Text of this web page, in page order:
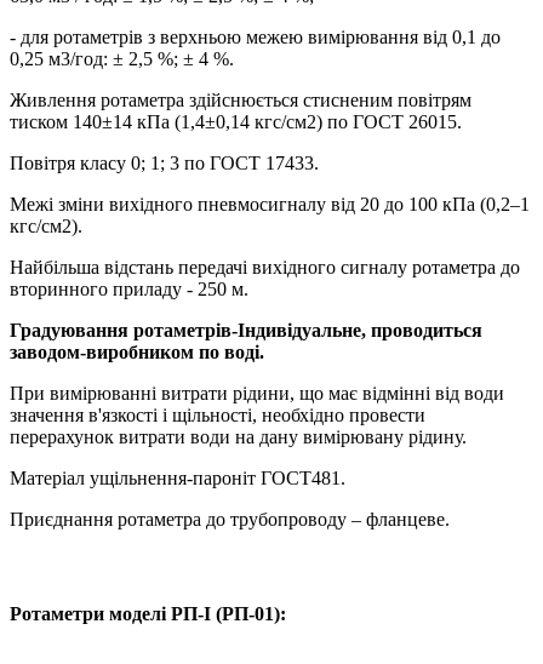
- для ротаметрів з верхньою межею вимірювання від 0,1 до
0,25 м3/год: ± 2,5 %; ± 4 %.
Живлення ротаметра здійснюється стисненим повітрям
тиском 140±14 кПа (1,4±0,14 кгс/см2) по ГОСТ 26015.
Повітря класу 0; 1; 3 по ГОСТ 17433.
Межі зміни вихідного пневмосигналу від 20 до 100 кПа (0,2–1
кгс/см2).
Найбільша відстань передачі вихідного сигналу ротаметра до
вторинного приладу - 250 м.
Градуювання ротаметрів-Індивідуальне, проводиться
заводом-виробником по воді.
При вимірюванні витрати рідини, що має відмінні від води
значення в'язкості і щільності, необхідно провести
перерахунок витрати води на дану вимірювану рідину.
Матеріал ущільнення-пароніт ГОСТ481.
Приєднання ротаметра до трубопроводу – фланцеве.
Ротаметри моделі РП-I (РП-01):